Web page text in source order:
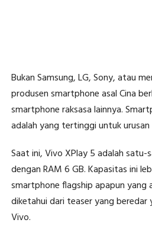
Bukan Samsung, LG, Sony, atau
produsen smartphone asal Cina
smartphone raksasa lainnya.
adalah yang tertinggi untuk urusan
Saat ini, Vivo XPlay 5 adalah
dengan RAM 6 GB. Kapasitas ini
smartphone flagship apapun yang
diketahui dari teaser yang beredar
Vivo.